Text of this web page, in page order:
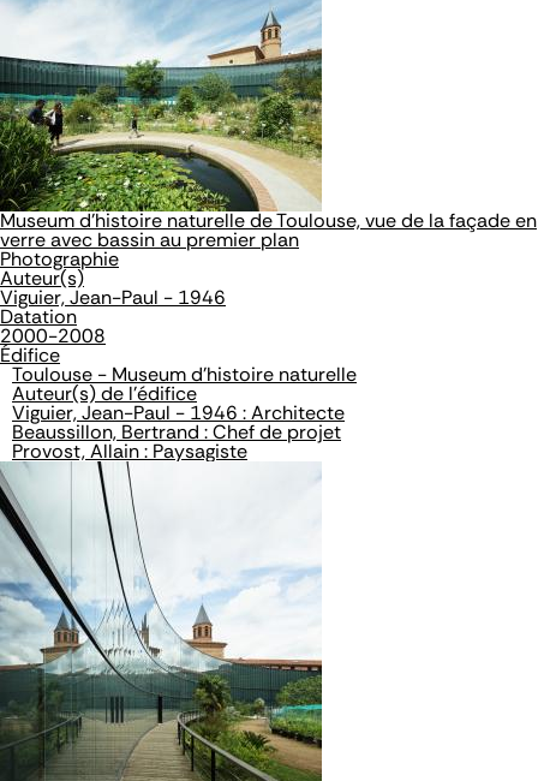
Museum d'histoire naturelle de Toulouse, vue de la façade en
verre avec bassin au premier plan
Photographie
Auteur(s)
Viguier, Jean-Paul - 1946
Datation
2000-2008
Édifice
Toulouse - Museum d'histoire naturelle
Auteur(s) de l'édifice
Viguier, Jean-Paul - 1946 : Architecte
Beaussillon, Bertrand : Chef de projet
Provost, Allain : Paysagiste